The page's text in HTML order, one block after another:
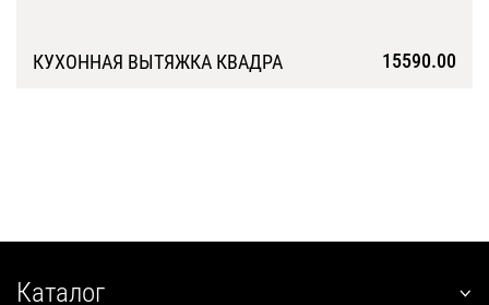
КУХОННАЯ ВЫТЯЖКА КВАДРА 15590.00
Каталог